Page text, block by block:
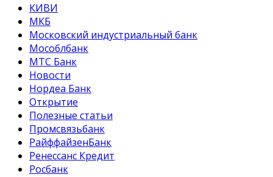
КИВИ
МКБ
Московский индустриальный банк
Мособлбанк
МТС Банк
Новости
Нордеа Банк
Открытие
Полезные статьи
Промсвязьбанк
РайффайзенБанк
Ренессанс Кредит
Росбанк